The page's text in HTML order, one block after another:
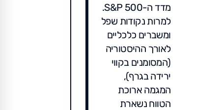
מדד ה-S&P 500.
למרות נקודות שפל
ומשברים כלכליים
לאורך ההיסטוריה
(המסומנים בקווי
ירידה בגרף),
המגמה ארוכת
הטווח נשארת